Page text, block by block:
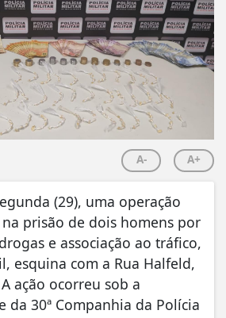
A- A+
(29), uma operação
prisão de dois homens por
e associação ao tráfico,
esquina com a Rua Halfeld,
ação ocorreu sob a
da 30ª Companhia da Polícia